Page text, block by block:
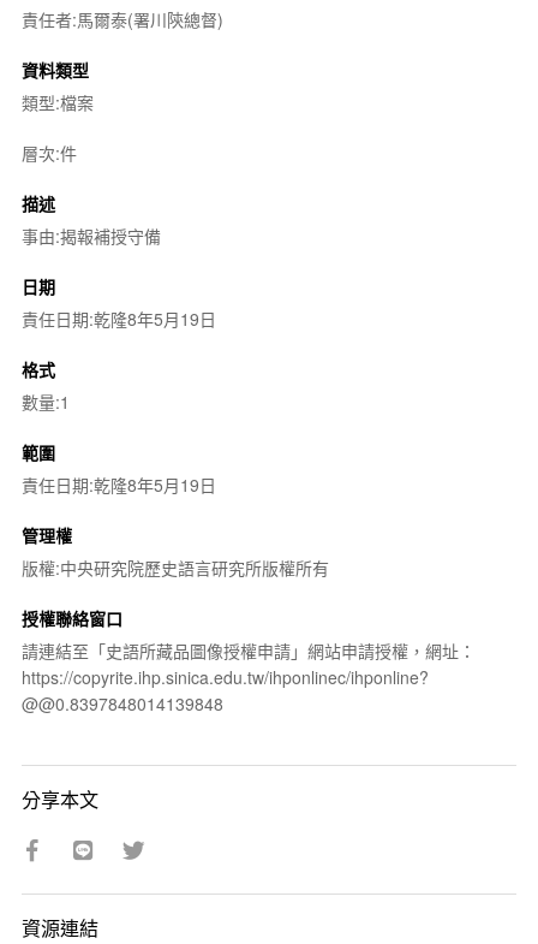
責任者:馬爾泰(署川陝總督)
資料類型
類型:檔案
層次:件
描述
事由:揭報補授守備
日期
責任日期:乾隆8年5月19日
格式
數量:1
範圍
責任日期:乾隆8年5月19日
管理權
版權:中央研究院歷史語言研究所版權所有
授權聯絡窗口
請連結至「史語所藏品圖像授權申請」網站申請授權，網址：
https://copyrite.ihp.sinica.edu.tw/ihponlinec/ihponline?
@@0.8397848014139848
分享本文
資源連結